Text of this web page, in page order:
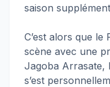
saison
C’est alors que le
scène avec une
Jagoba Arrasate,
s’est